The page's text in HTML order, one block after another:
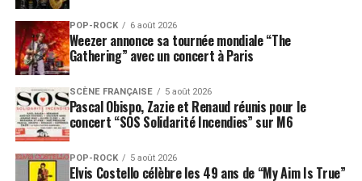
POP-ROCK 6 août 2026
Weezer annonce sa tournée mondiale “The
Gathering” avec un concert à Paris
SCÈNE FRANÇAISE 5 août 2026
Pascal Obispo, Zazie et Renaud réunis pour le
concert “SOS Solidarité Incendies” sur M6
POP-ROCK 5 août 2026
Elvis Costello célèbre les 49 ans de “My Aim Is True”